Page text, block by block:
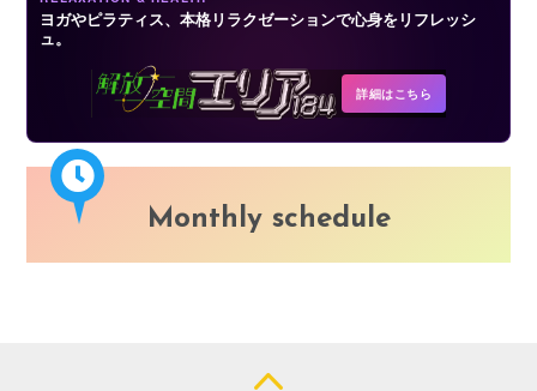
ヨガやピラティス、本格リラクゼーションで心身をリフレッシ
ュ。
詳細はこちら
Monthly schedule